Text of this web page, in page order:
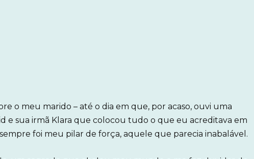
o meu marido – até o dia em que, por acaso, ouvi uma
e sua irmã Klara que colocou tudo o que eu acreditava em
foi meu pilar de força, aquele que parecia inabalável.